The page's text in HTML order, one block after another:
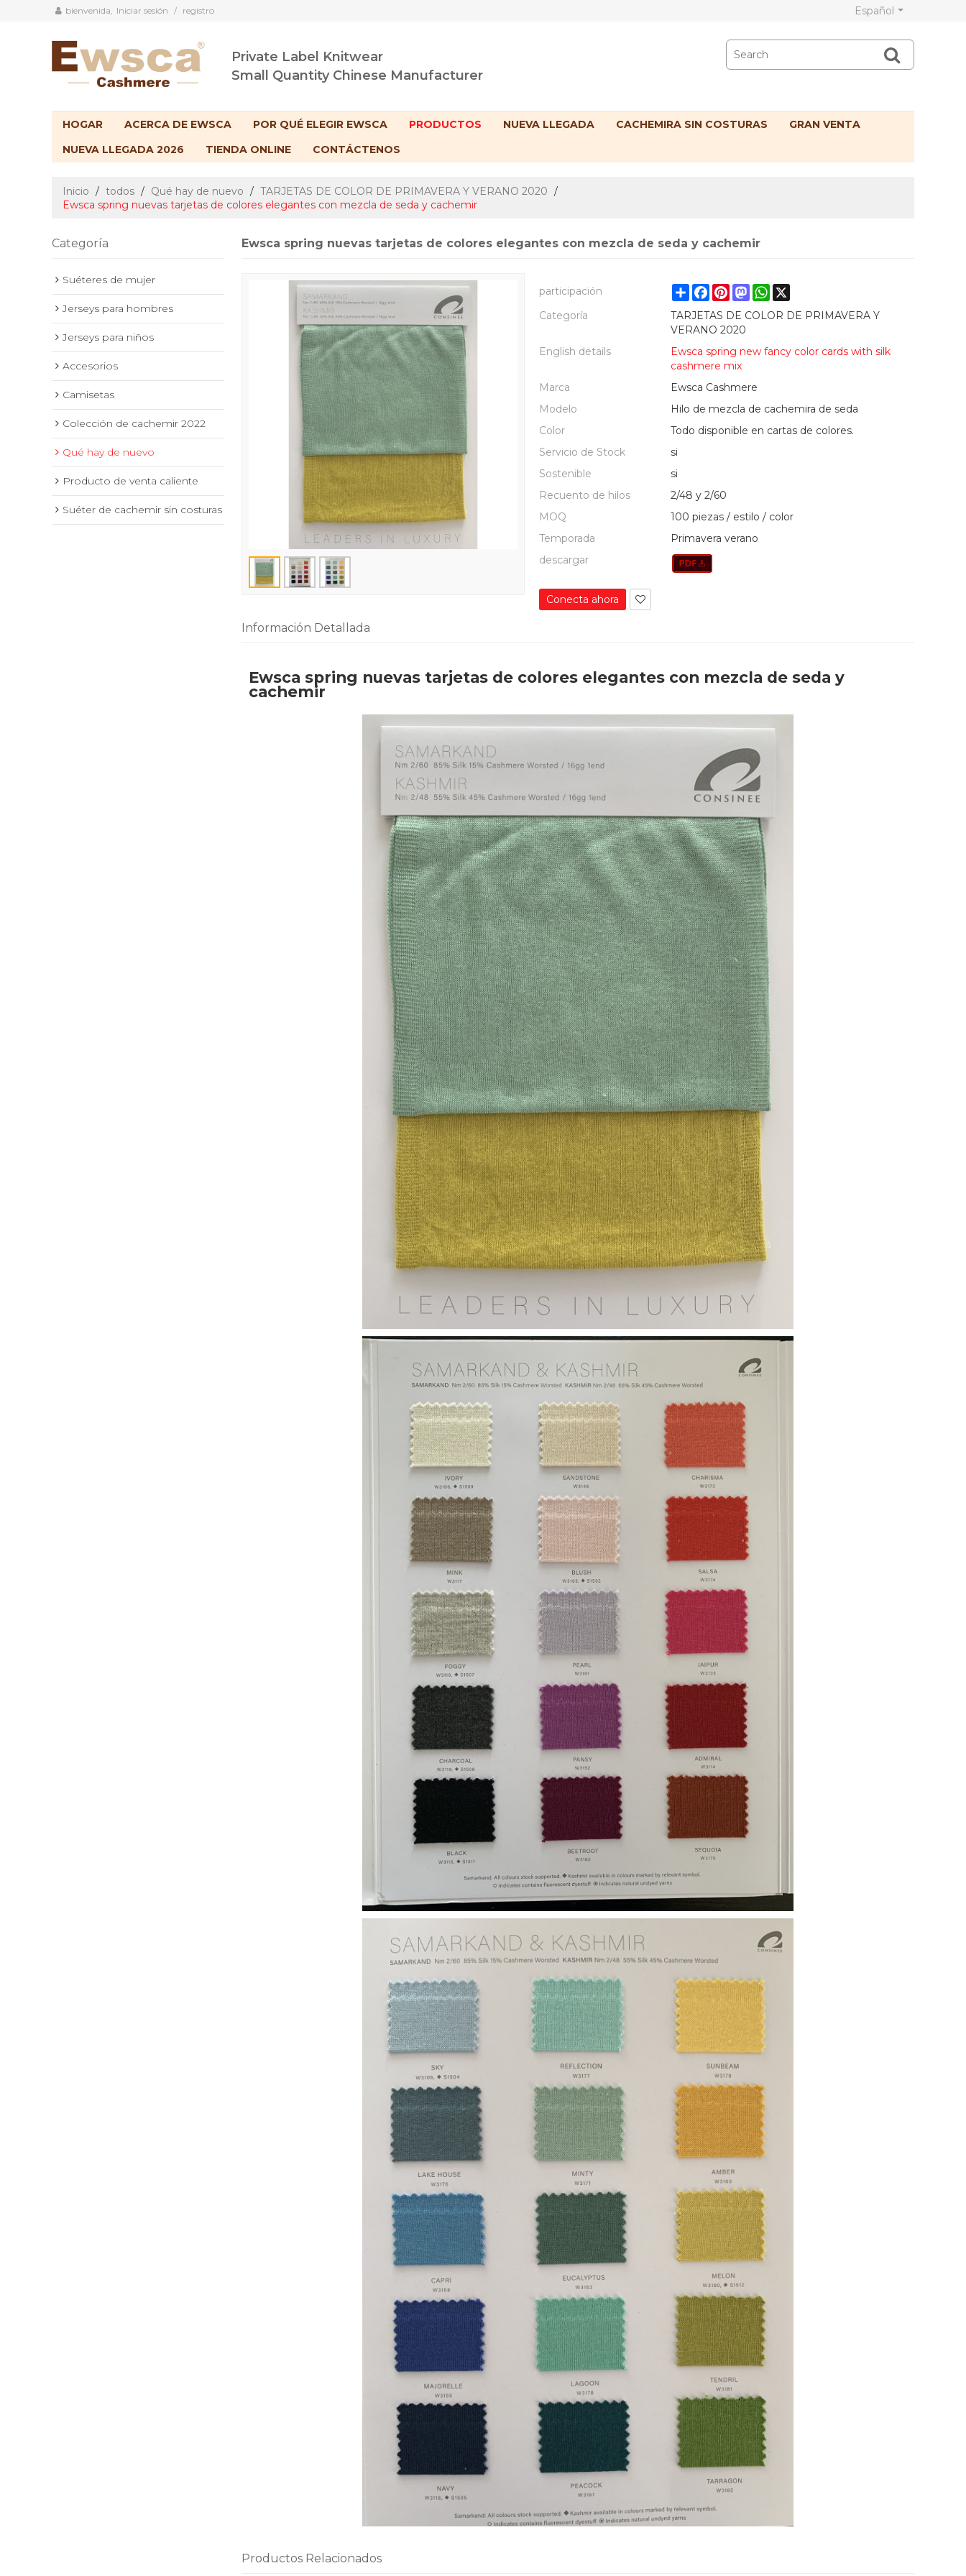
bienvenida, Iniciar sesión / registro Español
Private Label Knitwear
Small Quantity Chinese Manufacturer
HOGAR ACERCA DE EWSCA POR QUÉ ELEGIR EWSCA PRODUCTOS NUEVA LLEGADA CACHEMIRA SIN COSTURAS
GRAN VENTA
NUEVA LLEGADA 2026
TIENDA ONLINE CONTÁCTENOS
Inicio / todos / Qué hay de nuevo / TARJETAS DE COLOR DE PRIMAVERA Y VERANO 2020 /
Ewsca spring nuevas tarjetas de colores elegantes con mezcla de seda y cachemir
Categoría
Suéteres de mujer
Jerseys para hombres
Jerseys para niños
Accesorios
Camisetas
Colección de cachemir 2022
Qué hay de nuevo
Producto de venta caliente
Suéter de cachemir sin costuras
Ewsca spring nuevas tarjetas de colores elegantes con mezcla de seda y cachemir
participación ShareFacebook
Pinterest
Mastodon
WhatsApp
X
Categoría
TARJETAS DE COLOR DE PRIMAVERA Y
VERANO 2020
English details
Ewsca spring new fancy color cards with silk
cashmere mix
Marca
Ewsca Cashmere
Modelo
Hilo de mezcla de cachemira de seda
Color
Todo disponible en cartas de colores.
Servicio de Stock
si
Sostenible
si
Recuento de hilos
2/48 y 2/60
MOQ
100 piezas / estilo / color
Temporada
Primavera verano
descargar
Conecta ahora
Información Detallada
Ewsca spring nuevas tarjetas de colores elegantes con mezcla de seda y
cachemir
Productos Relacionados